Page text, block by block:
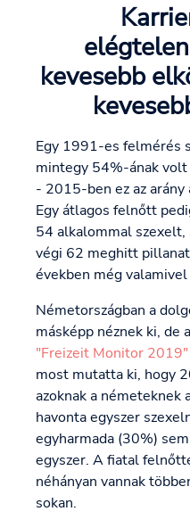
kevesebb
Egy 1991-es felmérés
mintegy 54%-ának
- 2015-ben ez az
Egy átlagos felnőtt
54 alkalommal
végi 62 meghitt
években még
Németországban a
másképp néznek ki, de
"Freizeit Monitor 2019"
most mutatta ki, hogy
azoknak a németeknek
havonta egyszer
egyharmada (30%)
egyszer. A fiatal
néhányan vannak
sokan.